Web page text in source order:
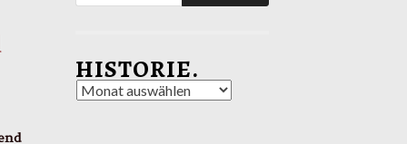
HISTORIE.
Historie.